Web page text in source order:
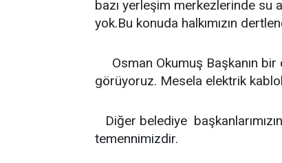
bazı yerleşim merkezlerinde
yok.Bu konuda halkımızın
Osman Okumuş Başkanın bir
görüyoruz. Mesela elektrik
Diğer belediye
temennimizdir.